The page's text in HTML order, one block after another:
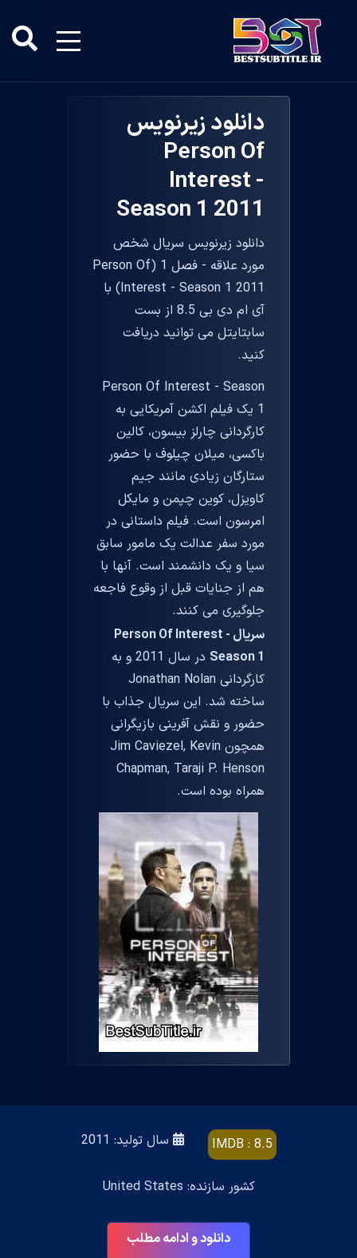
دانلود زیرنویس
Person Of
Interest -
Season 1 2011
دانلود زیرنویس سریال شخص
مورد علاقه - فصل 1 (Person Of
Interest - Season 1 2011) با
آی ام دی بی 8.5 از بست
سابتایتل می توانید دریافت
کنید.
Person Of Interest - Season
1 یک فیلم اکشن آمریکایی به
کارگردانی چارلز بیسون، کالین
باکسی، میلان چیلوف با حضور
ستارگان زیادی مانند جیم
کاویزل، کوین چپمن و مایکل
امرسون است. فیلم داستانی در
مورد سفر عدالت یک مامور سابق
سیا و یک دانشمند است. آنها با
هم از جنایات قبل از وقوع فاجعه
جلوگیری می کنند.
سریال Person Of Interest -
Season 1
در سال 2011 و به
کارگردانی Jonathan Nolan
ساخته شد. این سریال جذاب با
حضور و نقش آفرینی بازیگرانی
همچون Jim Caviezel, Kevin
Chapman, Taraji P. Henson
همراه بوده است.
IMDB : 8.5 سال تولید: 2011
کشور سازنده: United States
دانلود و ادامه مطلب